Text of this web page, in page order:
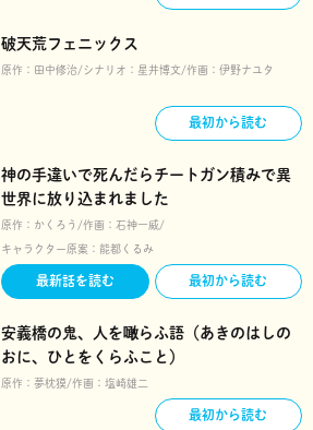
破天荒フェニックス
原作： 田中修治 シナリオ： 星井博文 作画： 伊野ナユタ
最初から読む
神の手違いで死んだらチートガン積みで異
世界に放り込まれました
原作： かくろう 作画： 石神一威
キャラクター原案： 能都くるみ
最新話を読む 最初から読む
安義橋の鬼、人を噉らふ語（あきのはしの
おに、ひとをくらふこと）
原作： 夢枕獏 作画： 塩崎雄二
最初から読む